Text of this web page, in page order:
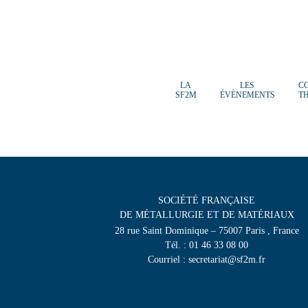
LA
SF2M
LES
ÉVÈNEMENTS
SOCIÉTÉ FRANÇAISE
DE MÉTALLURGIE ET DE MATÉRIAUX
28 rue Saint Dominique – 75007 Paris , France
Tél. : 01 46 33 08 00
Courriel : secretariat@sf2m.fr